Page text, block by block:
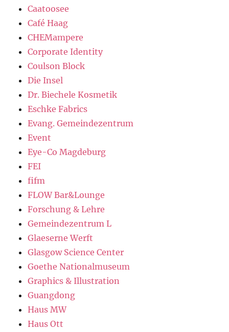
Caatoosee
Café Haag
CHEMampere
Corporate Identity
Coulson Block
Die Insel
Dr. Biechele Kosmetik
Eschke Fabrics
Evang. Gemeindezentrum
Event
Eye-Co Magdeburg
FEI
fifm
FLOW Bar&Lounge
Forschung & Lehre
Gemeindezentrum L
Glaeserne Werft
Glasgow Science Center
Goethe Nationalmuseum
Graphics & Illustration
Guangdong
Haus MW
Haus Ott